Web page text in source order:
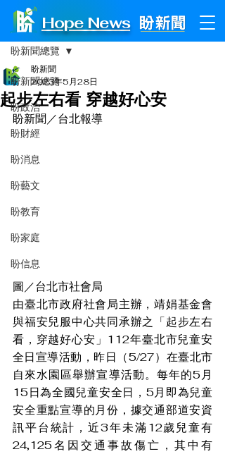
Hope News
文章
盼新聞總覽
盼政治
盼財經
盼消息
盼藝文
盼教育
盼家庭
盼信息
盼新聞總覽
起步左右看 穿越好心安
盼新聞
2023年5月28日
盼新聞／台北報導
圖／台北市社會局
由臺北市政府社會局主辦，靖娟基金會
與福安兒服中心共同承辦之「起步左右
看，穿越好心安」112年臺北市兒童安
全日宣導活動，昨日（5/27）在臺北市
自來水園區舉辦宣導活動。每年的5月
15日為全國兒童安全日，5月即為兒童
安全重點宣導的月份，據交通部道安資
訊平台統計，近3年未滿12歲兒童有
24,125名因交通事故傷亡，其中有